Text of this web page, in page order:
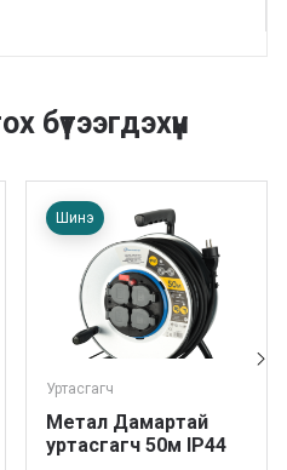
бүтээгдэхүүн
Шинэ
Уртасгагч
Метал Дамартай
уртасгагч 50м IP44